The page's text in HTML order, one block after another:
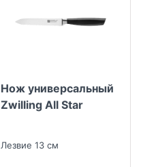
Нож универсальный
Zwilling All Star
Лезвие 13 см